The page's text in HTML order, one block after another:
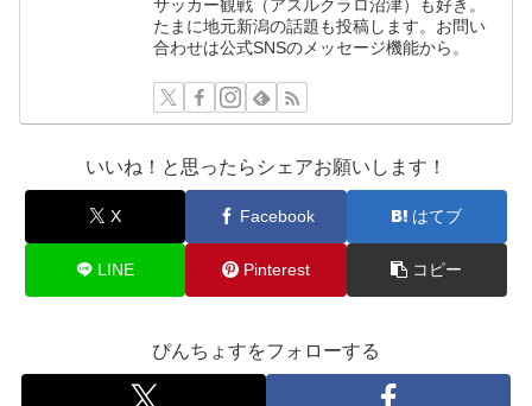
サッカー観戦（アスルクラロ沼津）も好き。
たまに地元新潟の話題も投稿します。お問い
合わせは公式SNSのメッセージ機能から。
いいね！と思ったらシェアお願いします！
X Facebook はてブ
LINE Pinterest コピー
ぴんちょすをフォローする